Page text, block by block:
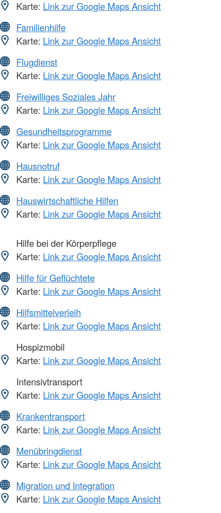
Karte: Link zur Google Maps Ansicht
Familienhilfe
Karte: Link zur Google Maps Ansicht
Flugdienst
Karte: Link zur Google Maps Ansicht
Freiwilliges Soziales Jahr
Karte: Link zur Google Maps Ansicht
Gesundheitsprogramme
Karte: Link zur Google Maps Ansicht
Hausnotruf
Karte: Link zur Google Maps Ansicht
Hauswirtschaftliche Hilfen
Karte: Link zur Google Maps Ansicht
Hilfe bei der Körperpflege
Karte: Link zur Google Maps Ansicht
Hilfe für Geflüchtete
Karte: Link zur Google Maps Ansicht
Hilfsmittelverleih
Karte: Link zur Google Maps Ansicht
Hospizmobil
Karte: Link zur Google Maps Ansicht
Intensivtransport
Karte: Link zur Google Maps Ansicht
Krankentransport
Karte: Link zur Google Maps Ansicht
Menübringdienst
Karte: Link zur Google Maps Ansicht
Migration und Integration
Karte: Link zur Google Maps Ansicht